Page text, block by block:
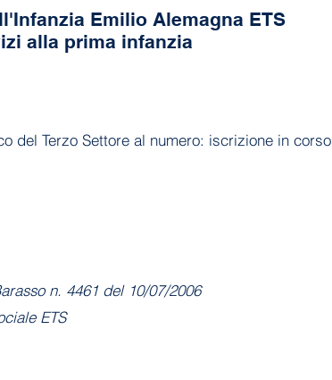
Emilio Alemagna ETS
alla prima infanzia
del Terzo Settore al numero: iscrizione in corso
n. 4461 del 10/07/2006
ETS